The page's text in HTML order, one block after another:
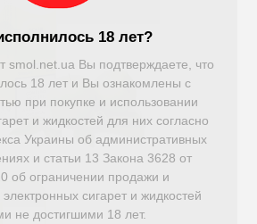
18 лет?
smol.net.ua Вы подтверждаете, что
18 лет и Вы ознакомлены с
при покупке и использовании
и жидкостей для них согласно
Украины об административных
и статьи 13 Закона 3628 от
об ограничении продажи и
сигарет и жидкостей
не достигшими 18 лет.